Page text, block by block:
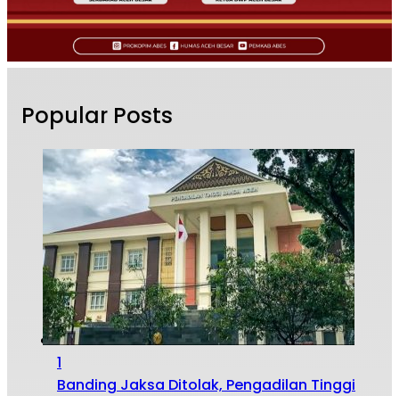
Popular Posts
1
Banding Jaksa Ditolak, Pengadilan Tinggi